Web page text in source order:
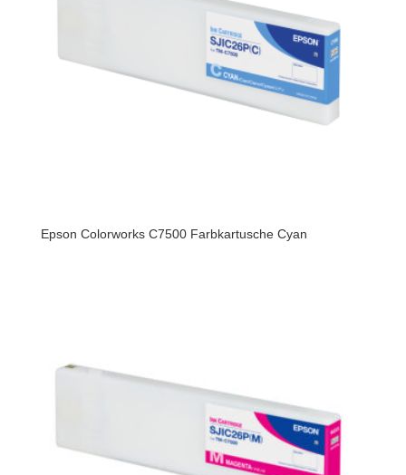
Epson Colorworks C7500 Farbkartusche Cyan